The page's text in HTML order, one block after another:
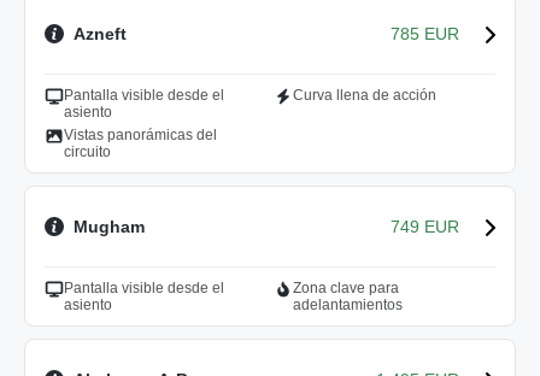
Azneft 785 EUR
Pantalla visible desde el
asiento
Curva llena de acción
Vistas panorámicas del
circuito
Mugham 749 EUR
Pantalla visible desde el
asiento
Zona clave para
adelantamientos